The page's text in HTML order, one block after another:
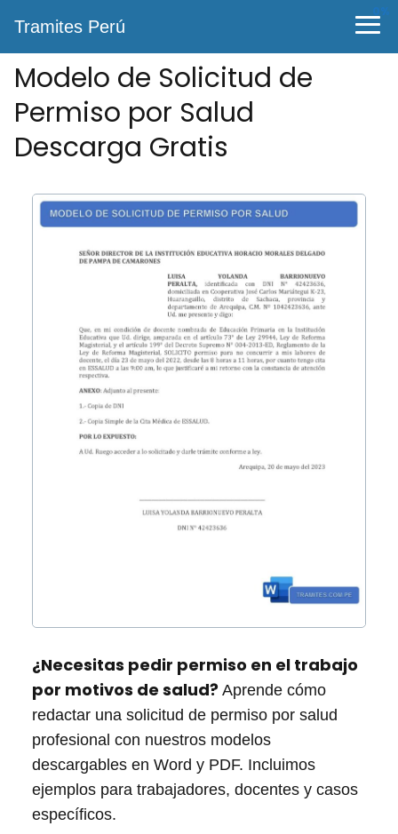
0%
Tramites Perú
Modelo de Solicitud de
Permiso por Salud
Descarga Gratis
¿Necesitas pedir permiso en el trabajo
por motivos de salud? Aprende cómo
redactar una solicitud de permiso por salud
profesional con nuestros modelos
descargables en Word y PDF. Incluimos
ejemplos para trabajadores, docentes y casos
específicos.